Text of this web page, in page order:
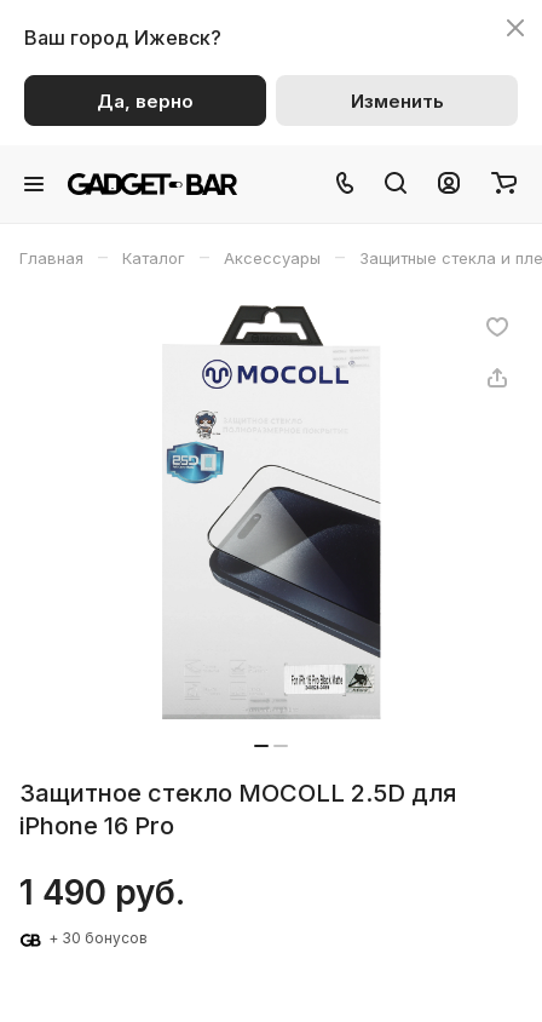
Ваш город Ижевск?
Да, верно Изменить
Главная – Каталог – Аксессуары – Защитные стекла и
Защитное стекло MOCOLL 2.5D для
iPhone 16 Pro
1 490 руб.
+ 30 бонусов